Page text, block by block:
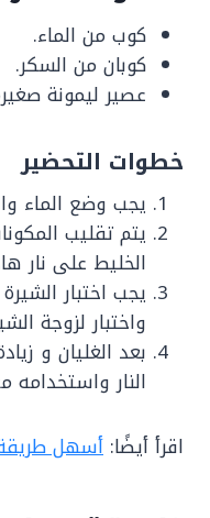
كوب من الماء.
كوبان من السكر.
عصير ليمونة
خطوات التحضير
يجب وضع الماء
يتم تقليب
الخليط على نار
يجب اختبار
واختبار لزوجة
بعد الغليان و
النار واستخدامه
اقرأ أيضًا: أسهل